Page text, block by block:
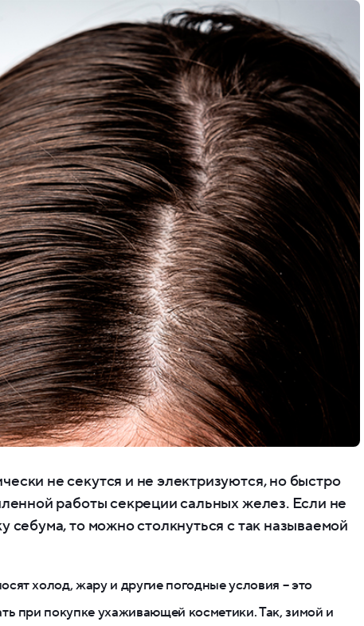
не секутся и не электризуются, но быстро
работы секреции сальных желез. Если не
себума, то можно столкнуться с так называемой
холод, жару и другие погодные условия – это
при покупке ухаживающей косметики. Так, зимой и